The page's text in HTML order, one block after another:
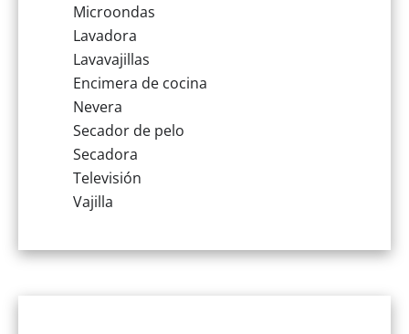
Microondas
Lavadora
Lavavajillas
Encimera de cocina
Nevera
Secador de pelo
Secadora
Televisión
Vajilla